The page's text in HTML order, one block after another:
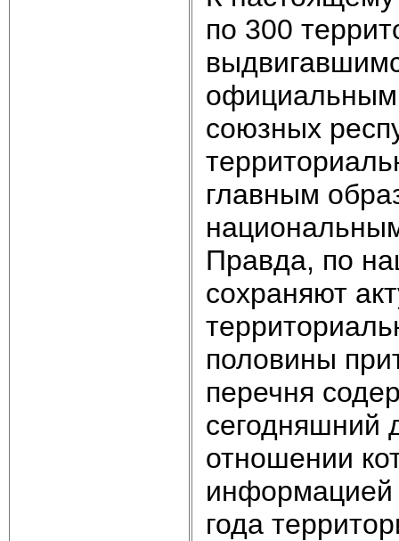
по 300
официальным
союзных
главным
Правда, по
сохраняют
половины
перечня
сегодняшний
отношении
информацией
года